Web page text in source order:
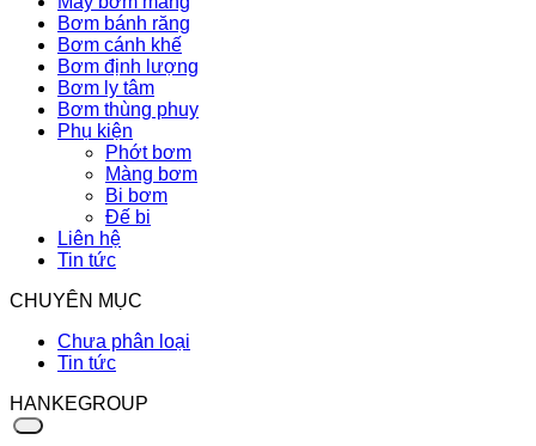
Bơm bánh răng
Bơm cánh khế
Bơm định lượng
Bơm ly tâm
Bơm thùng phuy
Phụ kiện
Phớt bơm
Màng bơm
Bi bơm
Đế bi
Liên hệ
Tin tức
CHUYÊN MỤC
Chưa phân loại
Tin tức
HANKEGROUP